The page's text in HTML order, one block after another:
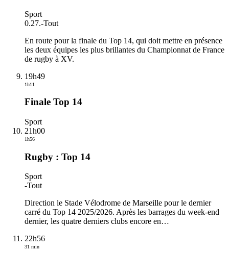
Sport
0.27.-Tout
En route pour la finale du Top 14, qui doit mettre en présence
les deux équipes les plus brillantes du Championnat de France
de rugby à XV.
19h49
1h11
Finale Top 14
Sport
21h00
1h56
Rugby : Top 14
Sport
-Tout
Direction le Stade Vélodrome de Marseille pour le dernier
carré du Top 14 2025/2026. Après les barrages du week-end
dernier, les quatre derniers clubs encore en…
22h56
31 min